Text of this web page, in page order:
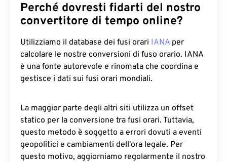
Perché dovresti fidarti del nostro
convertitore di tempo online?
Utilizziamo il database dei fusi orari IANA per
calcolare le nostre conversioni di fuso orario. IANA
è una fonte autorevole e rinomata che coordina e
gestisce i dati sui fusi orari mondiali.
La maggior parte degli altri siti utilizza un offset
statico per la conversione tra fusi orari. Tuttavia,
questo metodo è soggetto a errori dovuti a eventi
geopolitici e cambiamenti dell'ora legale. Per
questo motivo, aggiorniamo regolarmente il nostro